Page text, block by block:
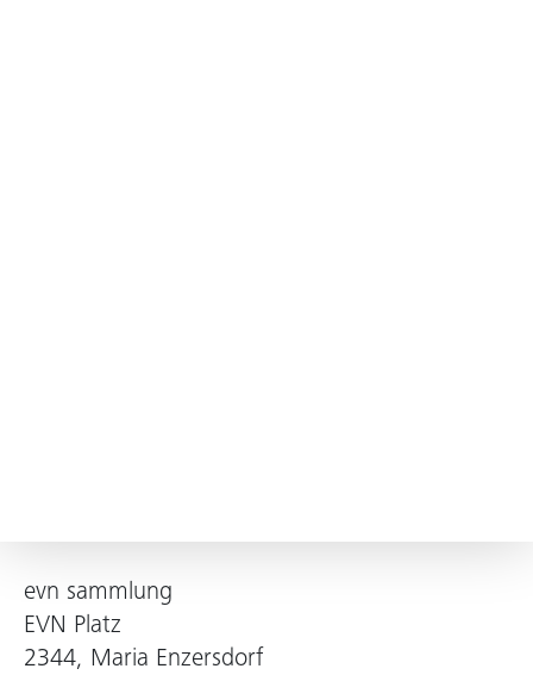
evn sammlung
EVN Platz
2344, Maria Enzersdorf